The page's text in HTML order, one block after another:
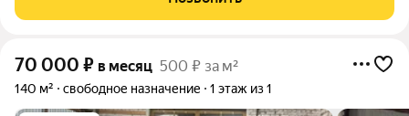
остановки, супермаркеты,
70 000 ₽ в месяц 500 ₽ за м²
140 м² свободное назначение 1 этаж из 1